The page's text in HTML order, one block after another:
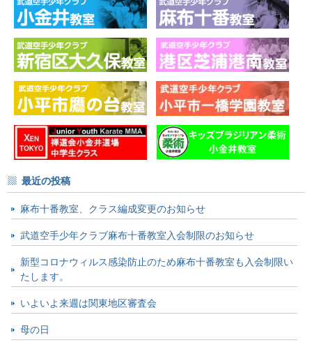
最近の投稿
麻布十番教室、クラス編成変更のお知らせ
武道空手少年クラブ麻布十番教室入会制限のお知らせ
新型コロナウィルス感染防止のため麻布十番教室も入会制限い
たします。
いよいよ来週は関東地区審査会
母の日